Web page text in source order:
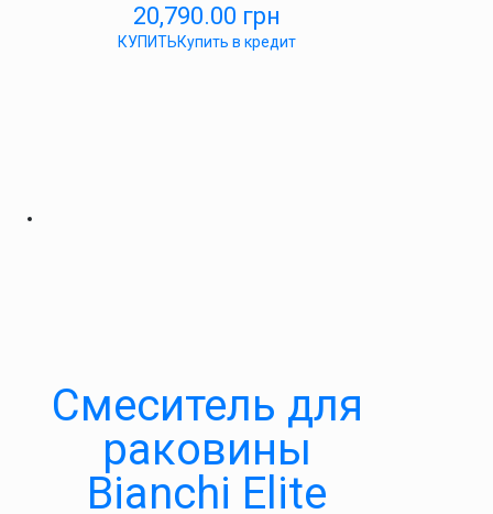
20,790.00 грн
КУПИТЬКупить в кредит
Смеситель для
раковины
Bianchi Elite